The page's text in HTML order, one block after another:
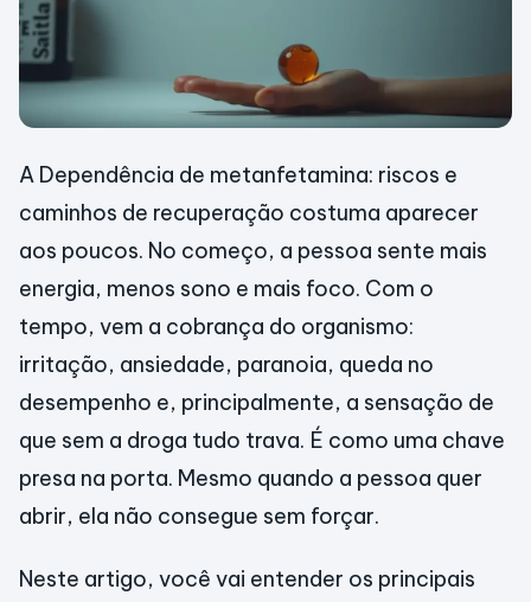
A Dependência de metanfetamina: riscos e
caminhos de recuperação costuma aparecer
aos poucos. No começo, a pessoa sente mais
energia, menos sono e mais foco. Com o
tempo, vem a cobrança do organismo:
irritação, ansiedade, paranoia, queda no
desempenho e, principalmente, a sensação de
que sem a droga tudo trava. É como uma chave
presa na porta. Mesmo quando a pessoa quer
abrir, ela não consegue sem forçar.
Neste artigo, você vai entender os principais